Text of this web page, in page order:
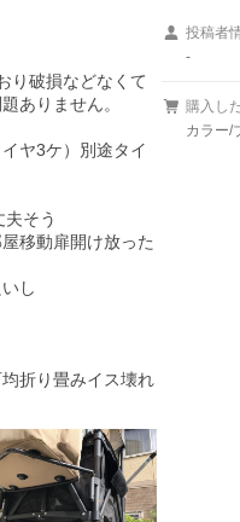
り破損などなくて
ありません。
ヤ3ケ）別途タイ
そう
移動扉開け放った
し
折り畳みイス壊れ
投稿者
-
購入し
カラー/